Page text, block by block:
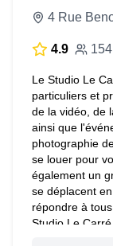
4 Rue
4.9
Le Studio Le
particuliers et
de la vidéo, de
ainsi que
photographie
se louer pour
également un
se déplacent
répondre à
Studio Le